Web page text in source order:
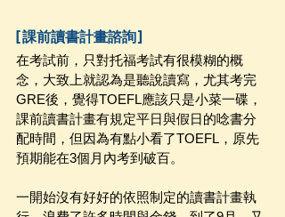
[課前讀書計畫諮詢]
在考試前，只對托福考試有很模糊的概
念，大致上就認為是聽說讀寫，尤其考完
GRE後，覺得TOEFL應該只是小菜一碟，
課前讀書計畫有規定平日與假日的唸書分
配時間，但因為有點小看了TOEFL，原先
預期能在3個月內考到破百。
一開始沒有好好的依照制定的讀書計畫執